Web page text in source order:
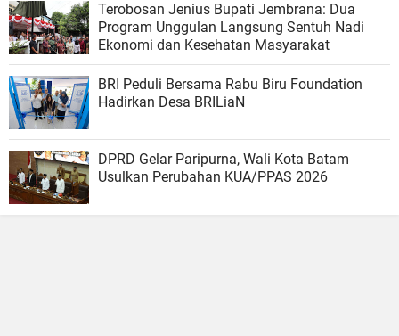
Terobosan Jenius Bupati Jembrana: Dua
Program Unggulan Langsung Sentuh Nadi
Ekonomi dan Kesehatan Masyarakat
BRI Peduli Bersama Rabu Biru Foundation
Hadirkan Desa BRILiaN
DPRD Gelar Paripurna, Wali Kota Batam
Usulkan Perubahan KUA/PPAS 2026